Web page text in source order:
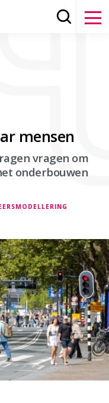
Zoeken
mensen
vragen om
onderbouwen